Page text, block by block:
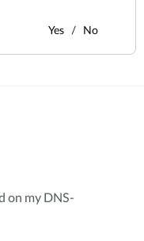
Yes No
on my DNS-